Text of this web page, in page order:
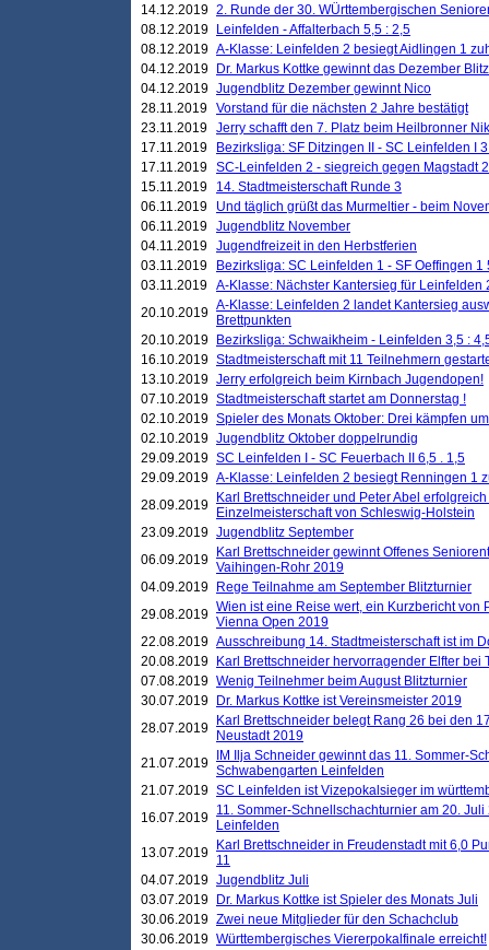
14.12.2019 2. Runde der 30. WÜrttembergischen
08.12.2019
Leinfelden - Affalterbach 5,5 : 2,5
08.12.2019 A-Klasse: Leinfelden 2 besiegt Aidlingen 1
04.12.2019
Dr. Markus Kottke gewinnt das Dezember
04.12.2019 Jugendblitz Dezember gewinnt Nico
28.11.2019 Vorstand für die nächsten 2 Jahre bestätigt
23.11.2019 Jerry schafft den 7. Platz beim Heilbronner
17.11.2019
Bezirksliga: SF Ditzingen II - SC Leinfelden I
17.11.2019 SC-Leinfelden 2 - siegreich gegen Magstadt 2
15.11.2019
14. Stadtmeisterschaft Runde 3
06.11.2019
Und täglich grüßt das Murmeltier - beim
06.11.2019 Jugendblitz November
04.11.2019 Jugendfreizeit in den Herbstferien
03.11.2019
Bezirksliga: SC Leinfelden 1 - SF Oeffingen 1
03.11.2019 A-Klasse: Nächster Kantersieg für Leinfelden
20.10.2019 A-Klasse: Leinfelden 2 landet Kantersieg
Brettpunkten
20.10.2019
Bezirksliga: Schwaikheim - Leinfelden 3,5 :
16.10.2019 Stadtmeisterschaft mit 11 Teilnehmern
13.10.2019 Jerry erfolgreich beim Kirnbach Jugendopen!
07.10.2019 Stadtmeisterschaft startet am Donnerstag !
02.10.2019 Spieler des Monats Oktober: Drei kämpfen
02.10.2019 Jugendblitz Oktober doppelrundig
29.09.2019 SC Leinfelden I - SC Feuerbach II 6,5 . 1,5
29.09.2019 A-Klasse: Leinfelden 2 besiegt Renningen 1
28.09.2019
Karl Brettschneider und Peter Abel
Einzelmeisterschaft von Schleswig-Holstein
23.09.2019 Jugendblitz September
06.09.2019
Karl Brettschneider gewinnt Offenes
Vaihingen-Rohr 2019
04.09.2019
Rege Teilnahme am September Blitzturnier
29.08.2019 Wien ist eine Reise wert, ein Kurzbericht von
Vienna Open 2019
22.08.2019 Ausschreibung 14. Stadtmeisterschaft ist im
20.08.2019
Karl Brettschneider hervorragender Elfter bei
07.08.2019 Wenig Teilnehmer beim August Blitzturnier
30.07.2019
Dr. Markus Kottke ist Vereinsmeister 2019
28.07.2019
Karl Brettschneider belegt Rang 26 bei den
Neustadt 2019
21.07.2019
IM Ilja Schneider gewinnt das 11. Sommer-
Schwabengarten Leinfelden
21.07.2019 SC Leinfelden ist Vizepokalsieger im
16.07.2019 11. Sommer-Schnellschachturnier am 20.
Leinfelden
13.07.2019
Karl Brettschneider in Freudenstadt mit 6,0
11
04.07.2019 Jugendblitz Juli
03.07.2019
Dr. Markus Kottke ist Spieler des Monats Juli
30.06.2019 Zwei neue Mitglieder für den Schachclub
30.06.2019 Württembergisches Viererpokalfinale erreicht!